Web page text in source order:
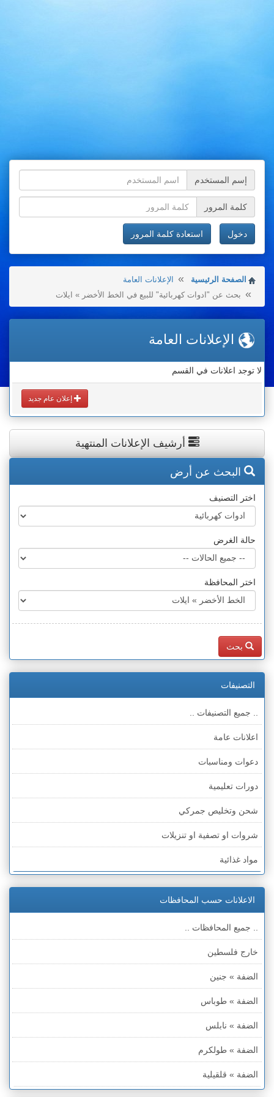
إسم المستخدم
كلمة المرور
دخول استعادة كلمة المرور
الصفحة الرئيسية
الإعلانات العامة
بحث عن "ادوات كهربائية" للبيع في الخط الأخضر » ايلات
الإعلانات العامة
لا توجد اعلانات في القسم
إعلان عام جديد
أرشيف الإعلانات المنتهية
البحث عن أرض
اختر التصنيف
حالة الغرض
اختر المحافظة
بحث
التصنيفات
.. جميع التصنيفات ..
اعلانات عامة
دعوات ومناسبات
دورات تعليمية
شحن وتخليص جمركي
شروات او تصفية او تنزيلات
مواد غذائية
كمبيوترات وملحقاتها
اتصالات وهواتف وملحقاتها
اجهزة انذار ومراقبة
اجهزة طبية
آلات موسيقية
معدات والات متنوعة
ملابس وأحذية
الاعلانات حسب المحافظات
.. جميع المحافظات ..
خارج فلسطين
الضفة » جنين
الضفة » طوباس
الضفة » نابلس
الضفة » طولكرم
الضفة » قلقيلية